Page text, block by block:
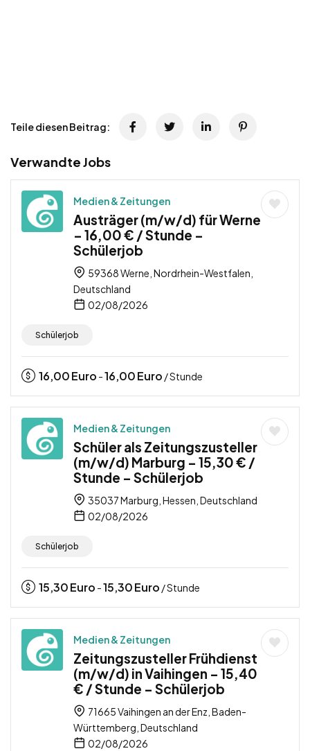
Teile diesen Beitrag:
Verwandte Jobs
Medien & Zeitungen
Austräger (m/w/d) für Werne
– 16,00 € / Stunde –
Schülerjob
59368 Werne, Nordrhein-Westfalen,
Deutschland
02/08/2026
Schülerjob
16,00Euro -16,00Euro / Stunde
Medien & Zeitungen
Schüler als Zeitungszusteller
(m/w/d) Marburg – 15,30 € /
Stunde – Schülerjob
35037 Marburg, Hessen, Deutschland
02/08/2026
Schülerjob
15,30Euro -15,30Euro / Stunde
Medien & Zeitungen
Zeitungszusteller Frühdienst
(m/w/d) in Vaihingen – 15,40
€ / Stunde – Schülerjob
71665 Vaihingen an der Enz, Baden-
Württemberg, Deutschland
02/08/2026